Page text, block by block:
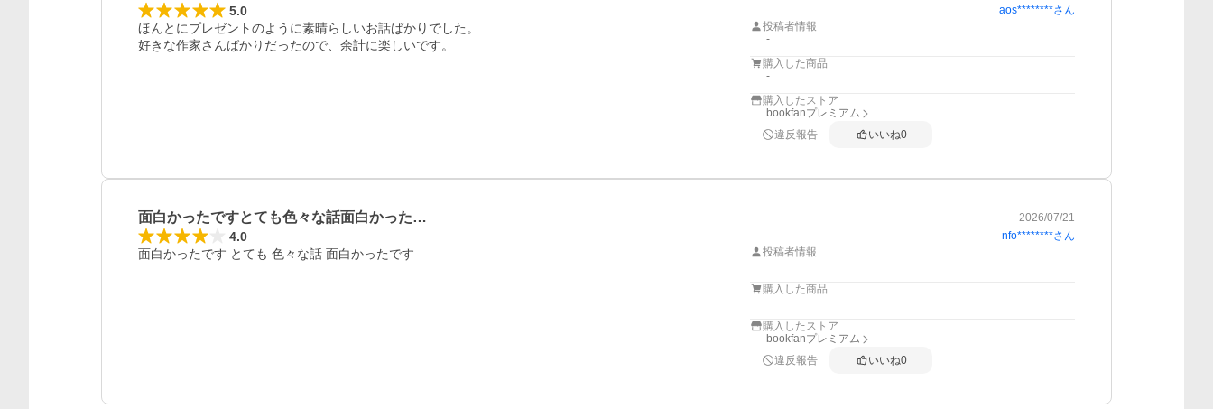
5.0 aos********さん
ほんとにプレゼントのように素晴らしいお話ばかりでした。
好きな作家さんばかりだったので、余計に楽しいです。
投稿者情報
-
購入した商品
-
購入したストア
bookfanプレミアム
違反報告
いいね0
面白かったですとても色々な話面白かった… 2026/07/21
4.0 nfo********さん
面白かったです とても 色々な話 面白かったです
投稿者情報
-
購入した商品
-
購入したストア
bookfanプレミアム
違反報告
いいね0